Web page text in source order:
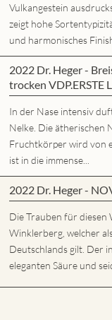
Vulkangestein
zeigt hohe
und harmonisches
2022 Dr. Heger -
trocken VDP.ERSTE
In der Nase intensiv
Nelke. Die ätherischen
Fruchtkörper wird von
ist in die immense...
2022 Dr. Heger -
Die Trauben für diesen
Winklerberg, welcher
Deutschlands gilt. Der
eleganten Säure und